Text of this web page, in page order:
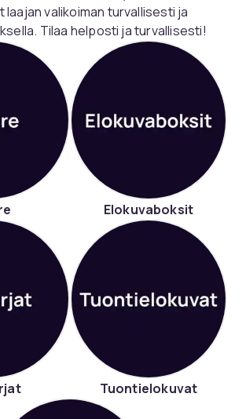
laajan valikoiman turvallisesti ja
Tilaa helposti ja turvallisesti!
Elokuvaboksit
Tuontielokuvat